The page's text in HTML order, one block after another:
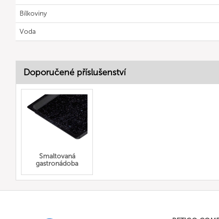
Bílkoviny
Voda
Doporučené příslušenství
Smaltovaná
gastronádoba